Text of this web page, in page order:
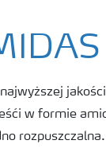
w formie